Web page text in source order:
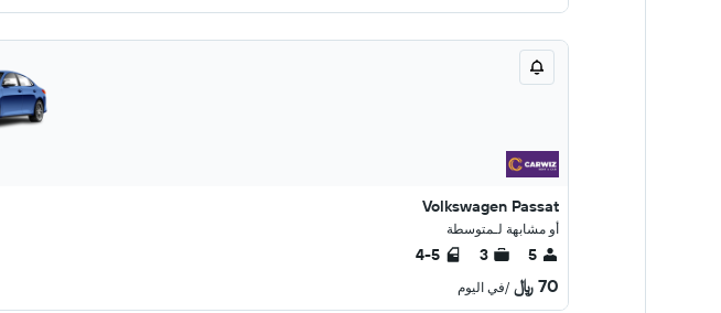
Volkswagen Passat
أو مشابهة لـمتوسطة
5
3
4-5
70 ﷼ /في اليوم